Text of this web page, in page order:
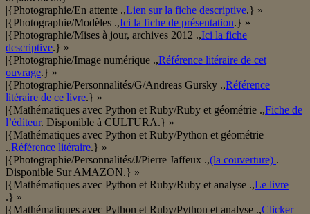
|{Photographie/En attente .,Lien sur la fiche descriptive.} »
|{Photographie/Modèles .,Ici la fiche de présentation.} »
|{Photographie/Mises à jour, archives 2012 .,Ici la fiche
descriptive.} »
|{Photographie/Image numérique .,Référence litéraire de cet
ouvrage.} »
|{Photographie/Personnalités/G/Andreas Gursky .,Référence
litéraire de ce livre.} »
|{Mathématiques avec Python et Ruby/Ruby et géométrie .,Fiche de
l’éditeur. Disponible à CULTURA.} »
|{Mathématiques avec Python et Ruby/Python et géométrie
.,Référence litéraire.} »
|{Photographie/Personnalités/J/Pierre Jaffeux .,(la couverture) .
Disponible Sur AMAZON.} »
|{Mathématiques avec Python et Ruby/Ruby et analyse .,Le livre
.} »
|{Mathématiques avec Python et Ruby/Python et analyse .,Clicker